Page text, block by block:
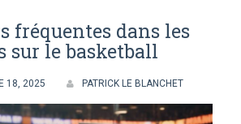
fréquentes dans les
sur le basketball
18, 2025 PATRICK LE BLANCHET